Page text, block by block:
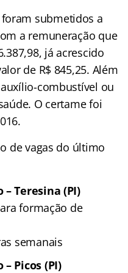
submetidos a
a remuneração que
já acrescido
de R$ 845,25. Além
combustível ou
O certame foi
de vagas do último
Teresina (PI)
formação de
semanais
Picos (PI)